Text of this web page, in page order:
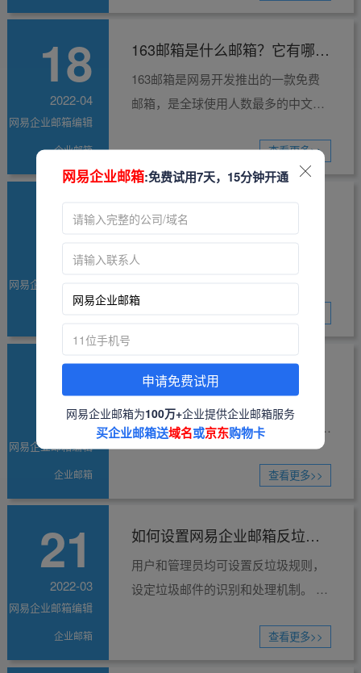
了解以下功能，助力高效...
18
2022-04
网易企业邮箱编辑
企业邮箱
163邮箱是什么邮箱？它有哪些
优势？
163邮箱是网易开发推出的一款免费
邮箱，是全球使用人数最多的中文邮
致力于向用户提供安全、稳定、快
速、便捷的电子邮件服务，...
查看更多>>
06
2022-04
网易企业邮箱编辑
企业邮箱
网易企业邮箱四个超实用的提
疫情之下，许多企业开启了居家办公
模式。居家办公的特点是时间灵活、
心情放松和方便照顾家庭。但其劣势
也很突出：信息采集不全、懈怠效率
查看更多>>
28
2022-03
网易企业邮箱编辑
企业邮箱
企业邮箱有哪些优势?
许多公司的普遍疑问。 一、形象 企业
邮箱都是企业自己的域名做邮箱后
缀，比如你公司有一个abc.com的域
名，那么...
查看更多>>
21
2022-03
网易企业邮箱编辑
企业邮箱
如何设置网易企业邮箱反垃圾
规则？
用户和管理员均可设置反垃圾规则，
设定垃圾邮件的识别和处理机制。 网
件。 ...
查看更多>>
网易企业邮箱:免费试用7天，15分钟开通
申请免费试用
网易企业邮箱为100万+企业提供企业邮箱服务
买企业邮箱送域名或京东购物卡